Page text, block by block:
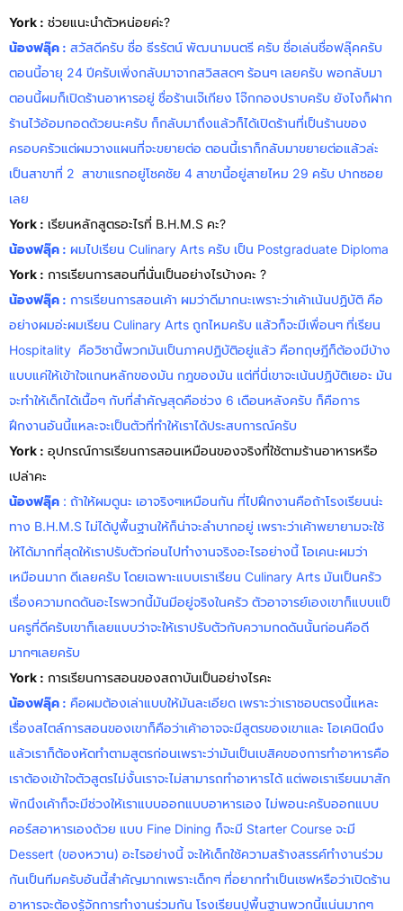
York : ช่วยแนะนำตัวหน่อยค่ะ?
น้องฟลุ๊ค : สวัสดีครับ ชื่อ ธีรรัตน์ พัฒนามนตรี ครับ ชื่อเล่นชื่อฟลุ๊คครับ
ตอนนี้อายุ 24 ปีครับเพิ่งกลับมาจากสวิสสดๆ ร้อนๆ เลยครับ พอกลับมา
ตอนนี้ผมก็เปิดร้านอาหารอยู่ ชื่อร้านเจ๊เกียง โจ๊กกองปราบครับ ยังไงก็ฝาก
ร้านไว้อ้อมกอดด้วยนะครับ ก็กลับมาถึงแล้วก็ได้เปิดร้านที่เป็นร้านของ
ครอบครัวแต่ผมวางแผนที่จะขยายต่อ ตอนนี้เราก็กลับมาขยายต่อแล้วล่ะ
เป็นสาขาที่ 2 สาขาแรกอยู่โชคชัย 4 สาขานี้อยู่สายไหม 29 ครับ ปากซอย
เลย
York : เรียนหลักสูตรอะไรที่ B.H.M.S คะ?
น้องฟลุ๊ค : ผมไปเรียน Culinary Arts ครับ เป็น Postgraduate Diploma
York : การเรียนการสอนที่นั่นเป็นอย่างไรบ้างคะ ?
น้องฟลุ๊ค : การเรียนการสอนเค้า ผมว่าดีมากนะเพราะว่าเค้าเน้นปฏิบัติ คือ
อย่างผมอ่ะผมเรียน Culinary Arts ถูกไหมครับ แล้วก็จะมีเพื่อนๆ ที่เรียน
Hospitality คือวิชานี้พวกมันเป็นภาคปฏิบัติอยู่แล้ว คือทฤษฎีก็ต้องมีบ้าง
แบบแค่ให้เข้าใจแกนหลักของมัน กฎของมัน แต่ที่นี่เขาจะเน้นปฏิบัติเยอะ มัน
จะทำให้เด็กได้เนื้อๆ กับที่สำคัญสุดคือช่วง 6 เดือนหลังครับ ก็คือการ
ฝึกงานอันนี้แหละจะเป็นตัวที่ทำให้เราได้ประสบการณ์ครับ
York : อุปกรณ์การเรียนการสอนเหมือนของจริงที่ใช้ตามร้านอาหารหรือ
เปล่าคะ
น้องฟลุ๊ค : ถ้าให้ผมดูนะ เอาจริงๆเหมือนกัน ที่ไปฝึกงานคือถ้าโรงเรียนน่ะ
ทาง B.H.M.S ไม่ได้ปูพื้นฐานให้ก็น่าจะลำบากอยู่ เพราะว่าเค้าพยายามจะใช้
ให้ได้มากที่สุดให้เราปรับตัวก่อนไปทำงานจริงอะไรอย่างนี้ โอเคนะผมว่า
เหมือนมาก ดีเลยครับ โดยเฉพาะแบบเราเรียน Culinary Arts มันเป็นครัว
เรื่องความกดดันอะไรพวกนี้มันมีอยู่จริงในครัว ตัวอาจารย์เองเขาก็แบบเเป็
นครูที่ดีครับเขาก็เลยแบบว่าจะให้เราปรับตัวกับความกดดันนั้นก่อนคือดี
มากๆเลยครับ
York : การเรียนการสอนของสถาบันเป็นอย่างไรคะ
น้องฟลุ๊ค : คือผมต้องเล่าแบบให้มันละเอียด เพราะว่าเราชอบตรงนี้แหละ
เรื่องสไตล์การสอนของเขาก็คือว่าเค้าอาจจะมีสูตรของเขาและ โอเคนิดนึง
แล้วเราก็ต้องหัดทำตามสูตรก่อนเพราะว่ามันเป็นเบสิคของการทำอาหารคือ
เราต้องเข้าใจตัวสูตรไม่งั้นเราจะไม่สามารถทำอาหารได้ แต่พอเราเรียนมาสัก
พักนึงเค้าก็จะมีช่วงให้เราแบบออกแบบอาหารเอง ไม่พอนะครับออกแบบ
คอร์สอาหารเองด้วย แบบ Fine Dining ก็จะมี Starter Course จะมี
Dessert (ของหวาน) อะไรอย่างนี้ จะให้เด็กใช้ความสร้างสรรค์ทำงานร่วม
กันเป็นทีมครับอันนี้สำคัญมากเพราะเด็กๆ ที่อยากทำเป็นเชฟหรือว่าเปิดร้าน
อาหารจะต้องรู้จักการทำงานร่วมกัน โรงเรียนปูพื้นฐานพวกนี้แน่นมากๆ